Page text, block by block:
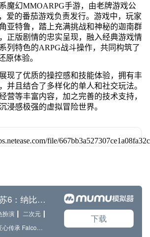
魔幻MMOARPG手游，由老牌游戏公
爱的番茄游戏负责发行。游戏中，玩家
亚特鲁，踏上充满挑战和神秘的迦南群
正版剧情的忠实呈现，融入经典游戏情
列特色的ARPG战斗操作，共同构筑了
原体验。
现了优质的操控感和技能体验，拥有丰
并且结合了多样化的单人和社交玩法。
营等丰富内容，加之完善的技术支持，
浸感极强的虚拟冒险世界。